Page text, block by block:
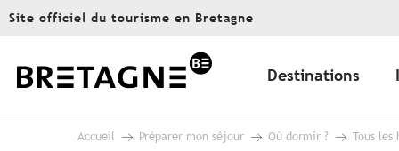
Aller
principal
Site officiel du tourisme en Bretagne
Destinations
Accueil Préparer mon séjour Où dormir ? Tous les